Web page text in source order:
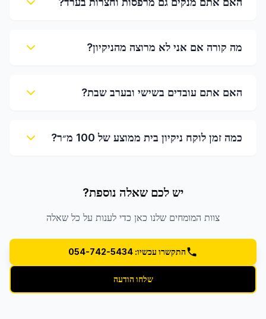
מה קורה אם אני לא מרוצה מהניקיון?
האם אתם עובדים בשישי ובערב שבת?
כמה זמן לוקח ניקיון בית ממוצע של 100 מ״ר?
יש לכם שאלה נוספת?
צוות המומחים שלנו כאן כדי לענות על כל שאלה
התקשרו עכשיו: 054-742-5434
שלחו הודעה